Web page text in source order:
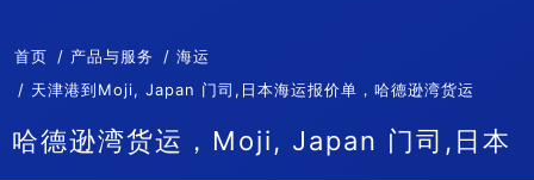
首页 产品与服务
海运
天津港到Moji, Japan 门司,日本海运报价单，哈德逊湾货运
哈德逊湾货运，Moji, Japan 门司,日本